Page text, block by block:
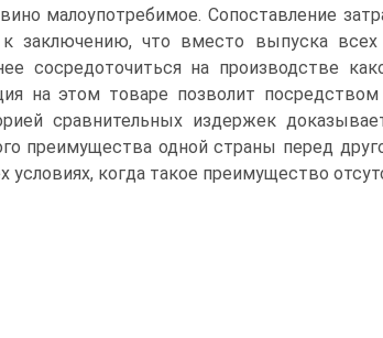
малоупотребимое. Сопоставление
заключению, что вместо выпуска
сосредоточиться на производстве
на этом товаре позволит
сравнительных издержек
преимущества одной страны перед
условиях, когда такое преимущество